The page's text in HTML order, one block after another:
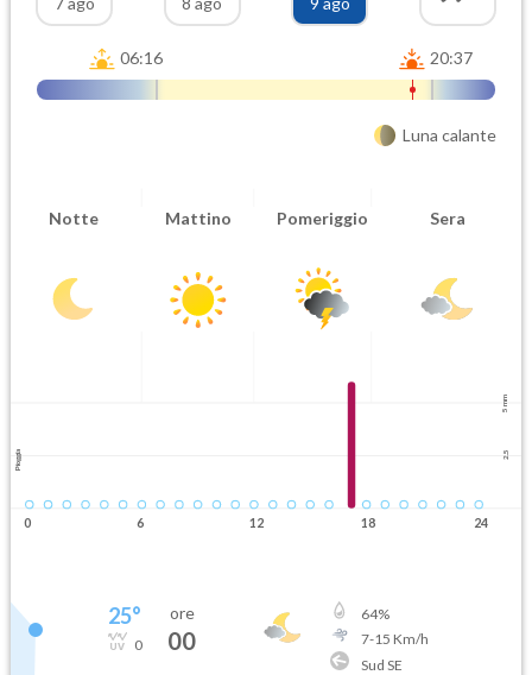
06:16 20:37
Luna calante
Notte Mattino Pomeriggio Sera
5 mm
2.5
Pioggia
0 6 12 18 24
25°
0
ore
00
64%
7-15 Km/h
Sud SE